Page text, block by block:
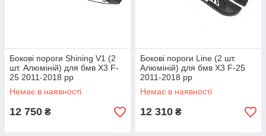
Бокові пороги Shining V1 (2
шт. Алюміній) для бмв X3 F-
25 2011-2018 рр
Немає в наявності
12 750 ₴
Бокові пороги Line (2 шт.
Алюміній) для бмв X3 F-25
2011-2018 рр
Немає в наявності
12 310 ₴